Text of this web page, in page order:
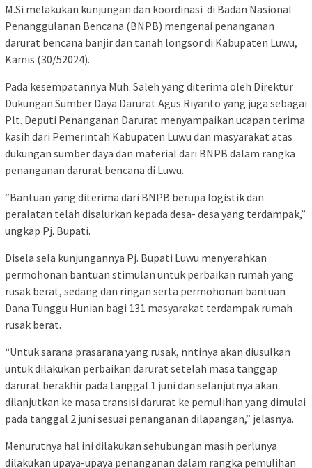
M.Si melakukan kunjungan dan koordinasi di Badan Nasional
Penanggulanan Bencana (BNPB) mengenai penanganan
darurat bencana banjir dan tanah longsor di Kabupaten Luwu,
Kamis (30/52024).
Pada kesempatannya Muh. Saleh yang diterima oleh Direktur
Dukungan Sumber Daya Darurat Agus Riyanto yang juga sebagai
Plt. Deputi Penanganan Darurat menyampaikan ucapan terima
kasih dari Pemerintah Kabupaten Luwu dan masyarakat atas
dukungan sumber daya dan material dari BNPB dalam rangka
penanganan darurat bencana di Luwu.
“Bantuan yang diterima dari BNPB berupa logistik dan
peralatan telah disalurkan kepada desa- desa yang terdampak,”
ungkap Pj. Bupati.
Disela sela kunjungannya Pj. Bupati Luwu menyerahkan
permohonan bantuan stimulan untuk perbaikan rumah yang
rusak berat, sedang dan ringan serta permohonan bantuan
Dana Tunggu Hunian bagi 131 masyarakat terdampak rumah
rusak berat.
“Untuk sarana prasarana yang rusak, nntinya akan diusulkan
untuk dilakukan perbaikan darurat setelah masa tanggap
darurat berakhir pada tanggal 1 juni dan selanjutnya akan
dilanjutkan ke masa transisi darurat ke pemulihan yang dimulai
pada tanggal 2 juni sesuai penanganan dilapangan,” jelasnya.
Menurutnya hal ini dilakukan sehubungan masih perlunya
dilakukan upaya-upaya penanganan dalam rangka pemulihan